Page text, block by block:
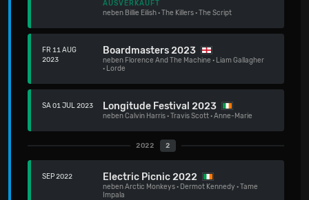
AUSVERKAUFT
neben Billie Eilish·The Killers·The Script
FR 11 AUG
2023
Boardmasters 2023
neben Florence And The Machine · Liam Gallagher
· Lorde
SA 01 JUL 2023 Longitude Festival 2023
nebenCalvin Harris·Travis Scott·Anne-Marie
2022 2
SEP 2022 Electric Picnic 2022
nebenArctic Monkeys· Dermot Kennedy ·Tame
Impala